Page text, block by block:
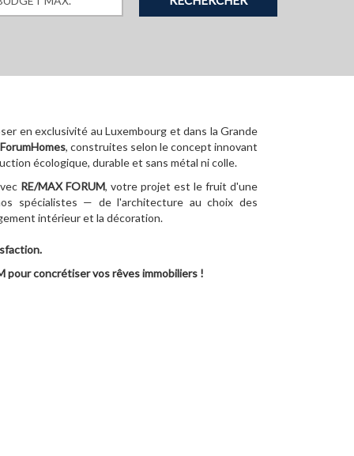
en exclusivité au Luxembourg et dans la Grande
ForumHomes, construites selon le concept innovant
écologique, durable et sans métal ni colle.
RE/MAX FORUM, votre projet est le fruit d'une
spécialistes — de l'architecture au choix des
intérieur et la décoration.
pour concrétiser vos rêves immobiliers !